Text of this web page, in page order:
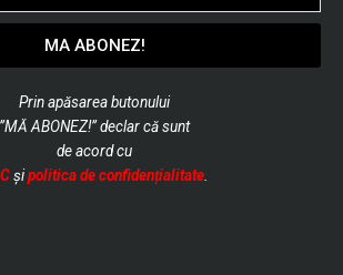
MA ABONEZ!
Prin apăsarea butonului
”MĂ ABONEZ!” declar că sunt
deacord cu
și politica de confidențialitate.